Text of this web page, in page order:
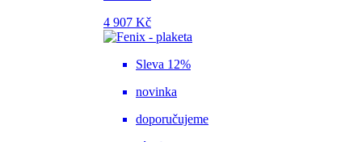
4 907 Kč
Sleva 12%
novinka
doporučujeme